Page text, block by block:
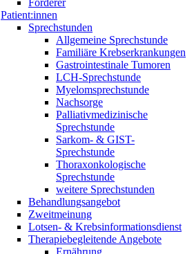
Förderer
Patient:innen
Sprechstunden
Allgemeine Sprechstunde
Familiäre Krebserkrankungen
Gastrointestinale Tumoren
LCH-Sprechstunde
Myelomsprechstunde
Nachsorge
Palliativmedizinische
Sprechstunde
Sarkom- & GIST-
Sprechstunde
Thoraxonkologische
Sprechstunde
weitere Sprechstunden
Behandlungsangebot
Zweitmeinung
Lotsen- & Krebsinformationsdienst
Therapiebegleitende Angebote
Ernährung